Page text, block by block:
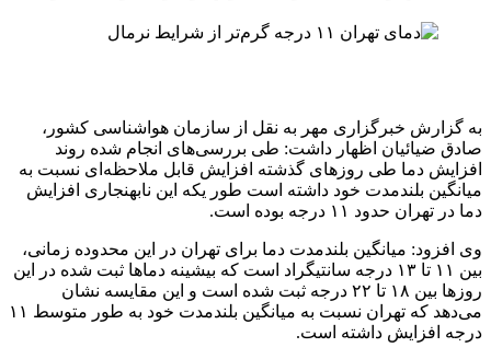
به گزارش خبرگزاری مهر به نقل از سازمان هواشناسی کشور،
صادق ضیائیان اظهار داشت: طی بررسی‌های انجام شده روند
افزایش دما طی روزهای گذشته افزایش قابل ملاحظه‌ای نسبت به
میانگین بلندمدت خود داشته است طور یکه این نابهنجاری افزایش
دما در تهران حدود ۱۱ درجه بوده است.
وی افزود: میانگین بلندمدت دما برای تهران در این محدوده زمانی،
بین ۱۱ تا ۱۳ درجه سانتیگراد است که بیشینه دماها ثبت شده در این
روزها بین ۱۸ تا ۲۲ درجه ثبت شده است و این مقایسه نشان
می‌دهد که تهران نسبت به میانگین بلندمدت خود به طور متوسط ۱۱
درجه افزایش داشته است.